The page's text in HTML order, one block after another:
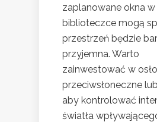
zaplanowane okna w
biblioteczce mogą
przestrzeń będzie
przyjemna. Warto
zainwestować w
przeciwsłoneczne
aby kontrolować
światła